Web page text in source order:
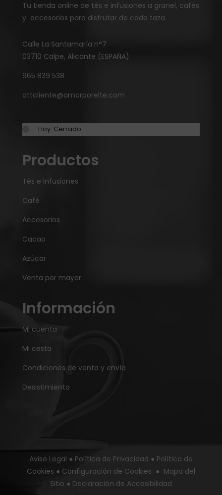
Tu tienda online de tés e infusiones a granel, cafés
y accesorios para disfrutar de cada taza
Calle La Santamaría n°7
03710 Calpe, Alicante (ESPAÑA)
965 839 538
attcliente@amorporelte.com
… · Hoy: Cerrado
Productos
Tés e Infusiones
Café
Accesorios
Cacao
Azúcar
Venta por mayor
Información
Mi cuenta
Mi cesta
Condiciones de venta y envío
Desistimiento
Aviso Legal ● Política de Privacidad ● Política de
Cookies ● Configuración de Cookies ● Mapa del
Sitio ● Declaración de Accesibilidad